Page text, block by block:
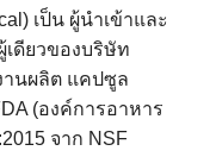
เป็น ผู้นำเข้าและ
ดียวของบริษัท
านผลิต แคปซูล
(องค์การอาหาร
จาก NSF